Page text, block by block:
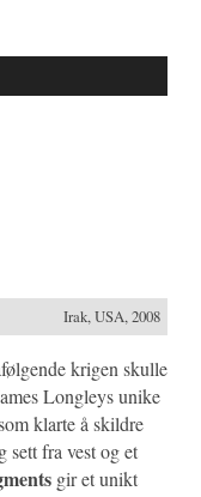
Irak, USA, 2008
krigen skulle
Longleys unike
klarte å skildre
sett fra vest og et
gir et unikt